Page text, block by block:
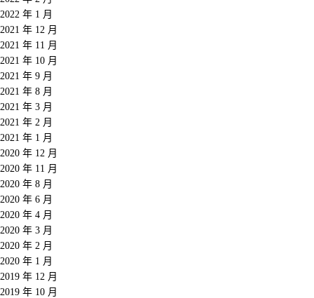
2022 年 1 月
2021 年 12 月
2021 年 11 月
2021 年 10 月
2021 年 9 月
2021 年 8 月
2021 年 3 月
2021 年 2 月
2021 年 1 月
2020 年 12 月
2020 年 11 月
2020 年 8 月
2020 年 6 月
2020 年 4 月
2020 年 3 月
2020 年 2 月
2020 年 1 月
2019 年 12 月
2019 年 10 月